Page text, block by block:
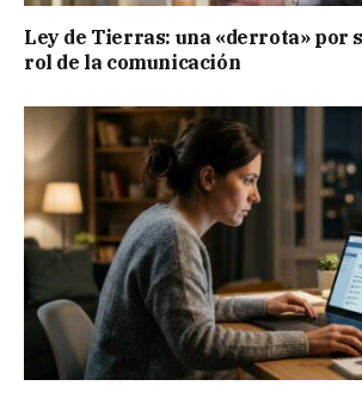
Ley de Tierras: una «derrota» por
rol de la comunicación